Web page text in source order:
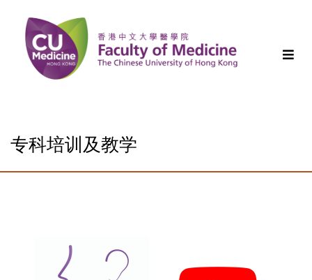
专科培训及教学